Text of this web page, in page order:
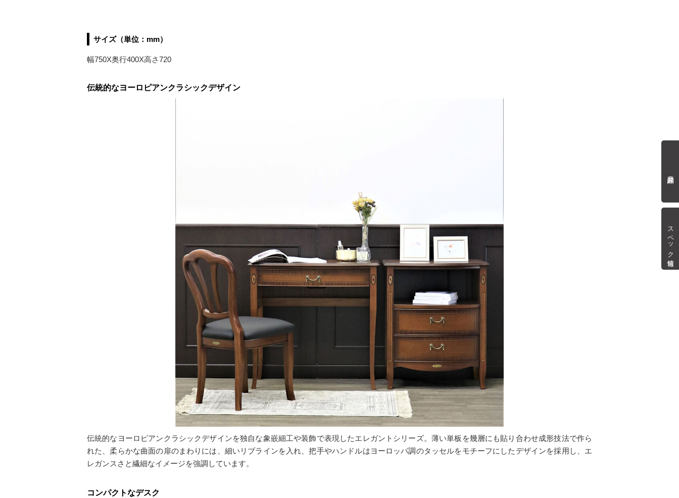
スペック情報
サイズ（単位：mm）
幅750X奥行400X高さ720
伝統的なヨーロピアンクラシックデザイン
伝統的なヨーロピアンクラシックデザインを独自な象嵌細工や装飾で表現したエレガントシリーズ。薄い単板を幾層にも貼り合わせ成形技法で作ら
れた、柔らかな曲面の扉のまわりには、細いリブラインを入れ、把手やハンドルはヨーロッパ調のタッセルをモチーフにしたデザインを採用し、エ
レガンスさと繊細なイメージを強調しています。
コンパクトなデスク